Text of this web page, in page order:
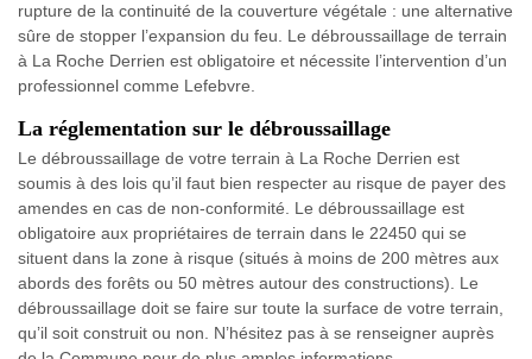
rupture de la continuité de la couverture végétale : une alternative
sûre de stopper l’expansion du feu. Le débroussaillage de terrain
à La Roche Derrien est obligatoire et nécessite l’intervention d’un
professionnel comme Lefebvre.
La réglementation sur le débroussaillage
Le débroussaillage de votre terrain à La Roche Derrien est
soumis à des lois qu’il faut bien respecter au risque de payer des
amendes en cas de non-conformité. Le débroussaillage est
obligatoire aux propriétaires de terrain dans le 22450 qui se
situent dans la zone à risque (situés à moins de 200 mètres aux
abords des forêts ou 50 mètres autour des constructions). Le
débroussaillage doit se faire sur toute la surface de votre terrain,
qu’il soit construit ou non. N’hésitez pas à se renseigner auprès